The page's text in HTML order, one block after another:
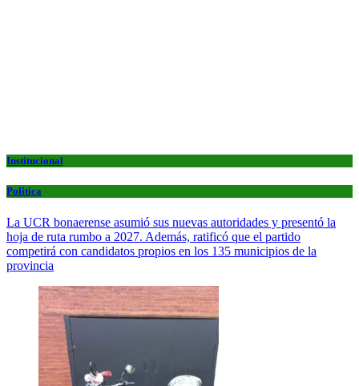
Institucional
Politica
La UCR bonaerense asumió sus nuevas autoridades y presentó la
hoja de ruta rumbo a 2027. Además, ratificó que el partido
competirá con candidatos propios en los 135 municipios de la
provincia